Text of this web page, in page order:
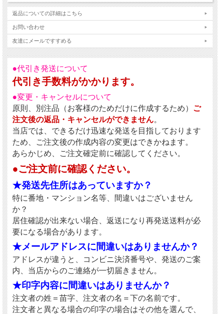
返品についての詳細はこちら
お問い合わせ
友達にメールですすめる
●代引き発送について
代引き手数料がかかります。
●変更・キャンセルについて
原則、別注品（お客様のためだけに作成するため） ご
注文後の返品・キャンセルができません。
当店では、できるだけ迅速な発送を目指しております
ため、ご注文後の作成内容の変更はできかねます。
あらかじめ、ご注文確定前に確認してください。
●ご注文前に確認ください。
★発送先住所はあっていますか？
特に番地・マンション名等、間違いはございません
か？
居住確認が出来ない場合、返送になり再発送送料が必
要になる場合があります。
★メールアドレスに間違いはありませんか？
アドレスが違うと、コンビニ決済番号や、発送のご案
内、当店からのご連絡が一切届きません。
★印字内容に間違いはありませんか？
注文者の姓＝苗字、注文者の名＝下の名前です。
注文者と異なる場合の印字の場合はその他を選んで、